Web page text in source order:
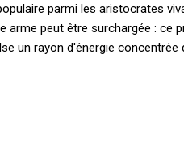
parmi les aristocrates
arme peut être surchargée : ce
un rayon d'énergie